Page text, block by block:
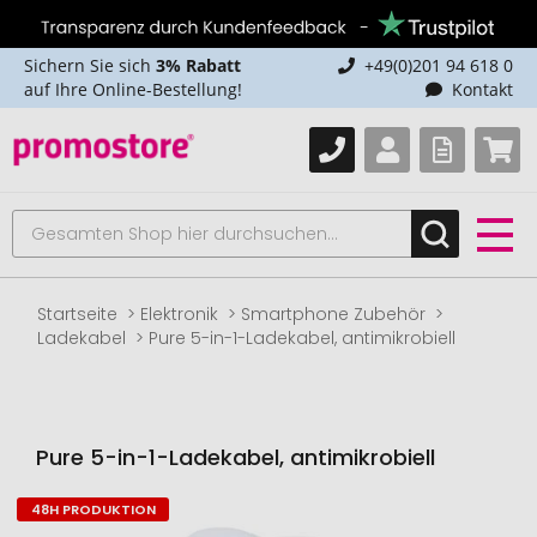
Sichern Sie sich 3% Rabatt
auf Ihre Online-Bestellung!
+49(0)201 94 618 0
Kontakt
Startseite Elektronik
Smartphone Zubehör
Ladekabel
Pure 5-in-1-Ladekabel, antimikrobiell
Pure 5-in-1-Ladekabel, antimikrobiell
Zum
48H PRODUKTION